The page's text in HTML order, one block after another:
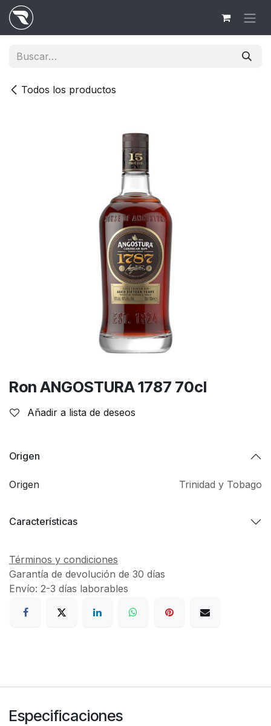
Ir al contenido
Todos los productos
Ron ANGOSTURA 1787 70cl
Añadir a lista de deseos
Origen
Origen Trinidad y Tobago
Características
Términos y condiciones
Garantía de devolución de 30 días
Envío: 2-3 días laborables
Especificaciones